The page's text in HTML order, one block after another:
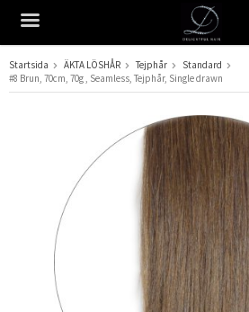
Produkten har blivit tillagd i
Startsida ÄKTA LÖSHÅR Tejphår
Standard
#8 Brun, 70cm, 70g , Seamless, Tejphår, Single drawn